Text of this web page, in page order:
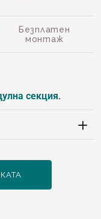
Безплатен
монтаж
секция.